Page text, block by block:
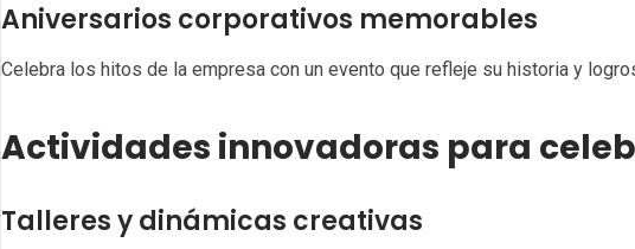
Aniversarios corporativos memorables
Celebra los hitos de la empresa con un evento que refleje su historia y
Actividades innovadoras para
Talleres y dinámicas creativas